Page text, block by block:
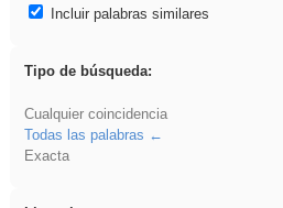
Incluir palabras similares
Tipo de búsqueda:
Cualquier coincidencia
Todas las palabras
Exacta